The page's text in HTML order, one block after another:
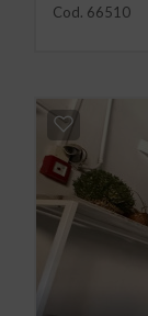
Cod. 66510